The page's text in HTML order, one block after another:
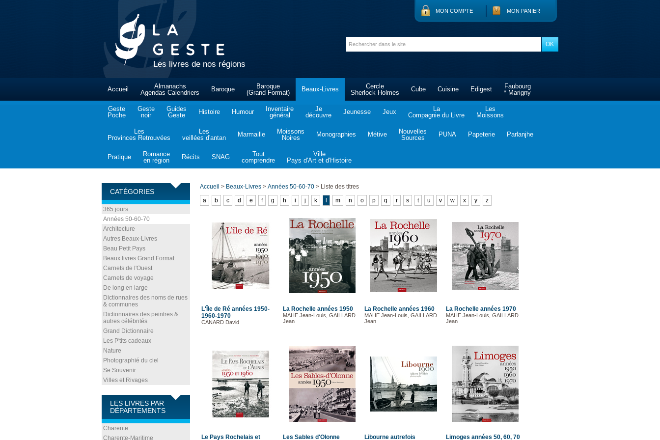
Les livres de nos régions
MON COMPTE MON PANIER
Accueil
Almanachs
Agendas Calendriers
Baroque
Baroque
(Grand Format)
Beaux-Livres
Cercle
Sherlock Holmes
Cube Cuisine Edigest
Faubourg
* Marigny
Geste
Poche
Geste
noir
Guides
Geste
Histoire Humour
Inventaire
général
Je
découvre
Jeunesse Jeux
La
Compagnie du Livre
Les
Moissons
Les
Provinces Retrouvées
Les
veillées d'antan
Marmaille
Moissons
Noires
Monographies Métive
Nouvelles
Sources
PUNA Papeterie Parlanjhe
Pratique
Romance
en région
Récits SNAG
Tout
comprendre
Ville
Pays d'Art et d'Histoire
CATÉGORIES
365 jours
Années 50-60-70
Architecture
Autres Beaux-Livres
Beau Petit Pays
Beaux livres Grand Format
Carnets de l'Ouest
Carnets de voyage
De long en large
Dictionnaires des noms de rues
& communes
Dictionnaires des peintres &
autres célébrités
Grand Dictionnaire
Les P'tits cadeaux
Nature
Photographié du ciel
Se Souvenir
Villes et Rivages
LES LIVRES PAR
DÉPARTEMENTS
Charente
Charente-Maritime
Accueil > Beaux-Livres > Années 50-60-70 > Liste des titres
a
b c d e f g h i j k m n o p q r s t u v w x y z
L'Île de Ré années 1950-
1960-1970
CANARD David
La Rochelle années 1950
MAHE Jean-Louis, GAILLARD
Jean
La Rochelle années 1960
MAHE Jean-Louis, GAILLARD
Jean
La Rochelle années 1970
MAHE Jean-Louis, GAILLARD
Jean
Le Pays Rochelais et Les Sables d'Olonne Libourne autrefois Limoges années 50, 60, 70